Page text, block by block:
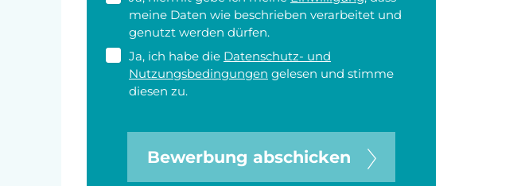
meine Daten wie beschrieben verarbeitet und
genutzt werden dürfen.
Ja, ich habe die Datenschutz- und
Nutzungsbedingungen gelesen und stimme
diesen zu.
Bewerbung abschicken